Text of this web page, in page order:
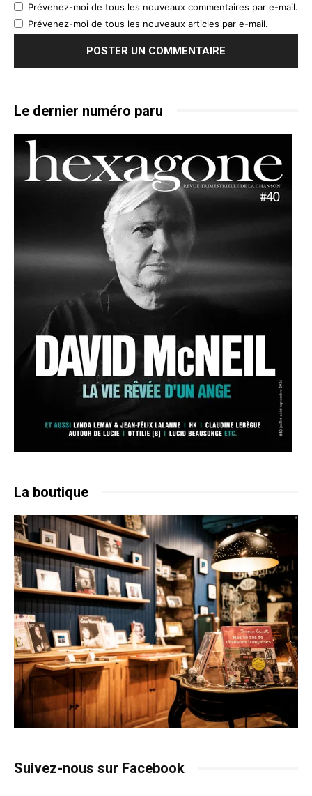
Prévenez-moi de tous les nouveaux commentaires par e-mail.
Prévenez-moi de tous les nouveaux articles par e-mail.
Le dernier numéro paru
La boutique
Suivez-nous sur Facebook